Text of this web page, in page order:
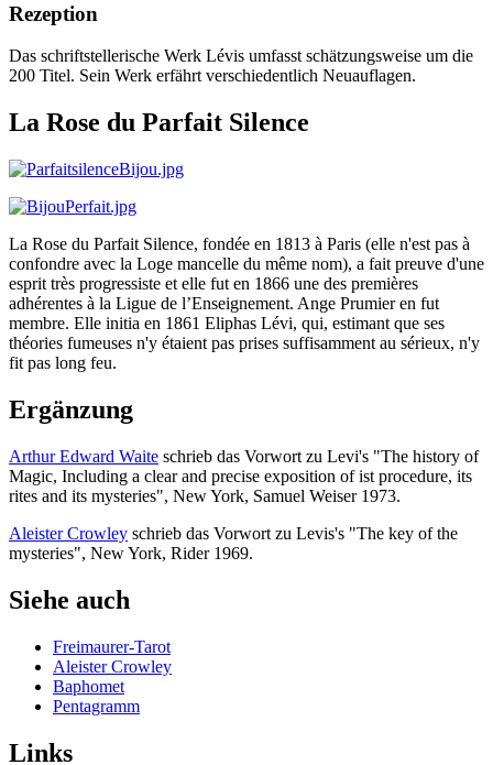
Rezeption
Das schriftstellerische Werk Lévis umfasst schätzungsweise um die
200 Titel. Sein Werk erfährt verschiedentlich Neuauflagen.
La Rose du Parfait Silence
La Rose du Parfait Silence, fondée en 1813 à Paris (elle n'est pas à
confondre avec la Loge mancelle du même nom), a fait preuve d'une
esprit très progressiste et elle fut en 1866 une des premières
adhérentes à la Ligue de l’Enseignement. Ange Prumier en fut
membre. Elle initia en 1861 Eliphas Lévi, qui, estimant que ses
théories fumeuses n'y étaient pas prises suffisamment au sérieux, n'y
fit pas long feu.
Ergänzung
Arthur Edward Waite schrieb das Vorwort zu Levi's "The history of
Magic, Including a clear and precise exposition of ist procedure, its
rites and its mysteries", New York, Samuel Weiser 1973.
Aleister Crowley schrieb das Vorwort zu Levis's "The key of the
mysteries", New York, Rider 1969.
Siehe auch
Freimaurer-Tarot
Aleister Crowley
Baphomet
Pentagramm
Links